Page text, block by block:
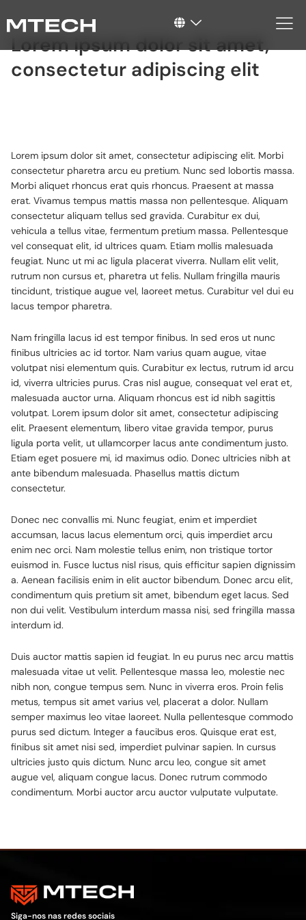
Lorem ipsum dolor sit amet,
consectetur adipiscing elit
Lorem ipsum dolor sit amet, consectetur adipiscing elit. Morbi
consectetur pharetra arcu eu pretium. Nunc sed lobortis massa.
Morbi aliquet rhoncus erat quis rhoncus. Praesent at massa
erat. Vivamus tempus mattis massa non pellentesque. Aliquam
consectetur aliquam tellus sed gravida. Curabitur ex dui,
vehicula a tellus vitae, fermentum pretium massa. Pellentesque
vel consequat elit, id ultrices quam. Etiam mollis malesuada
feugiat. Nunc ut mi ac ligula placerat viverra. Nullam elit velit,
rutrum non cursus et, pharetra ut felis. Nullam fringilla mauris
tincidunt, tristique augue vel, laoreet metus. Curabitur vel dui eu
lacus tempor pharetra.
Nam fringilla lacus id est tempor finibus. In sed eros ut nunc
finibus ultricies ac id tortor. Nam varius quam augue, vitae
volutpat nisi elementum quis. Curabitur ex lectus, rutrum id arcu
id, viverra ultricies purus. Cras nisl augue, consequat vel erat et,
malesuada auctor urna. Aliquam rhoncus est id nibh sagittis
volutpat. Lorem ipsum dolor sit amet, consectetur adipiscing
elit. Praesent elementum, libero vitae gravida tempor, purus
ligula porta velit, ut ullamcorper lacus ante condimentum justo.
Etiam eget posuere mi, id maximus odio. Donec ultricies nibh at
ante bibendum malesuada. Phasellus mattis dictum
consectetur.
Donec nec convallis mi. Nunc feugiat, enim et imperdiet
accumsan, lacus lacus elementum orci, quis imperdiet arcu
enim nec orci. Nam molestie tellus enim, non tristique tortor
euismod in. Fusce luctus nisl risus, quis efficitur sapien dignissim
a. Aenean facilisis enim in elit auctor bibendum. Donec arcu elit,
condimentum quis pretium sit amet, bibendum eget lacus. Sed
non dui velit. Vestibulum interdum massa nisi, sed fringilla massa
interdum id.
Duis auctor mattis sapien id feugiat. In eu purus nec arcu mattis
malesuada vitae ut velit. Pellentesque massa leo, molestie nec
nibh non, congue tempus sem. Nunc in viverra eros. Proin felis
metus, tempus sit amet varius vel, placerat a dolor. Nullam
semper maximus leo vitae laoreet. Nulla pellentesque commodo
purus sed dictum. Integer a faucibus eros. Quisque erat est,
finibus sit amet nisi sed, imperdiet pulvinar sapien. In cursus
ultricies justo quis dictum. Nunc arcu leo, congue sit amet
augue vel, aliquam congue lacus. Donec rutrum commodo
condimentum. Morbi auctor arcu auctor vulputate vulputate.
Siga-nos nas redes sociais